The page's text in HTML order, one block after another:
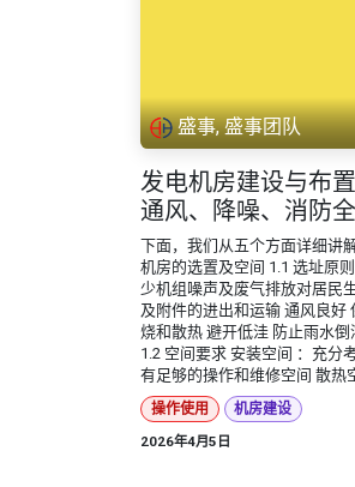
盛事, 盛事团队
发电机房建设与布
通风、降噪、消防
下面，我们从五个方面详细讲
机房的选置及空间 1.1 选址原
少机组噪声及废气排放对居民
及附件的进出和运输 通风良好
烧和散热 避开低洼 防止雨水
1.2 空间要求 安装空间 ：充分
有足够的操作和维修空间 散热
操作使用
机房建设
2026年4月5日